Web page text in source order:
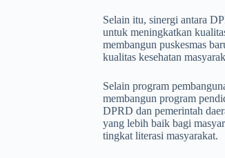
Selain itu, sinergi antara
untuk meningkatkan
membangun puskesmas
kualitas kesehatan
Selain program
membangun program
DPRD dan pemerintah
yang lebih baik bagi
tingkat literasi masyarakat.